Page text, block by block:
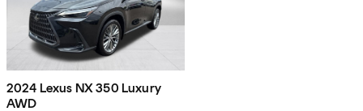
2024 Lexus NX 350 Luxury
AWD